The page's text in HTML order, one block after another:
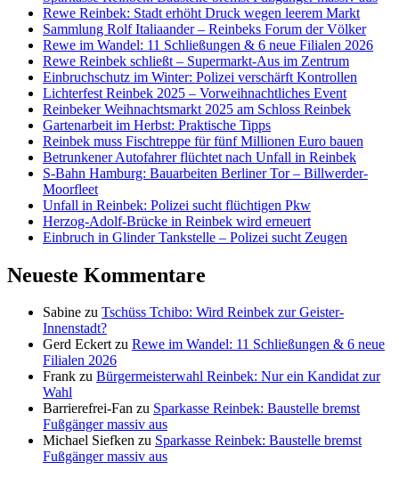
Rewe Reinbek: Stadt erhöht Druck wegen leerem Markt
Sammlung Rolf Italiaander – Reinbeks Forum der Völker
Rewe im Wandel: 11 Schließungen & 6 neue Filialen 2026
Rewe Reinbek schließt – Supermarkt-Aus im Zentrum
Einbruchschutz im Winter: Polizei verschärft Kontrollen
Lichterfest Reinbek 2025 – Vorweihnachtliches Event
Reinbeker Weihnachtsmarkt 2025 am Schloss Reinbek
Gartenarbeit im Herbst: Praktische Tipps
Reinbek muss Fischtreppe für fünf Millionen Euro bauen
Betrunkener Autofahrer flüchtet nach Unfall in Reinbek
S-Bahn Hamburg: Bauarbeiten Berliner Tor – Billwerder-
Moorfleet
Unfall in Reinbek: Polizei sucht flüchtigen Pkw
Herzog-Adolf-Brücke in Reinbek wird erneuert
Einbruch in Glinder Tankstelle – Polizei sucht Zeugen
Neueste Kommentare
Sabine zu Tschüss Tchibo: Wird Reinbek zur Geister-
Innenstadt?
Gerd Eckertzu Rewe im Wandel: 11 Schließungen & 6 neue
Filialen 2026
Frank zu Bürgermeisterwahl Reinbek: Nur ein Kandidat zur
Wahl
Barrierefrei-Fan zu Sparkasse Reinbek: Baustelle bremst
Fußgänger massiv aus
Michael Siefken zu Sparkasse Reinbek: Baustelle bremst
Fußgänger massiv aus